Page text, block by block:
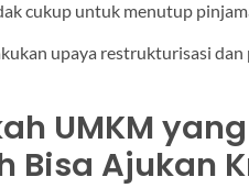
cukup untuk menutup
upaya restrukturisasi
UMKM
Bisa Ajukan